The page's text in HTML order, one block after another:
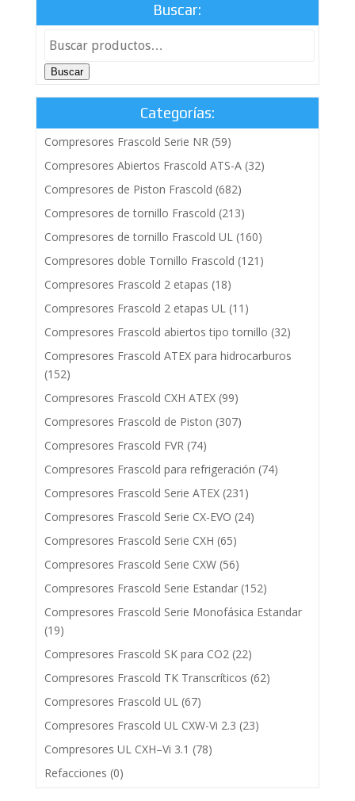
Buscar:
Buscar
Categorías:
Compresores Frascold Serie NR (59)
Compresores Abiertos Frascold ATS-A (32)
Compresores de Piston Frascold (682)
Compresores de tornillo Frascold (213)
Compresores de tornillo Frascold UL (160)
Compresores doble Tornillo Frascold (121)
Compresores Frascold 2 etapas (18)
Compresores Frascold 2 etapas UL (11)
Compresores Frascold abiertos tipo tornillo (32)
Compresores Frascold ATEX para hidrocarburos
(152)
Compresores Frascold CXH ATEX (99)
Compresores Frascold de Piston (307)
Compresores Frascold FVR (74)
Compresores Frascold para refrigeración (74)
Compresores Frascold Serie ATEX (231)
Compresores Frascold Serie CX-EVO (24)
Compresores Frascold Serie CXH (65)
Compresores Frascold Serie CXW (56)
Compresores Frascold Serie Estandar (152)
Compresores Frascold Serie Monofásica Estandar
(19)
Compresores Frascold SK para CO2 (22)
Compresores Frascold TK Transcríticos (62)
Compresores Frascold UL (67)
Compresores Frascold UL CXW-Vi 2.3 (23)
Compresores UL CXH–Vi 3.1 (78)
Refacciones (0)